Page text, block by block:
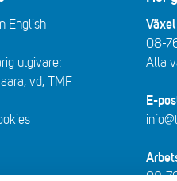
English
utgivare:
vd, TMF
Växel
08-
Alla
E-
08-